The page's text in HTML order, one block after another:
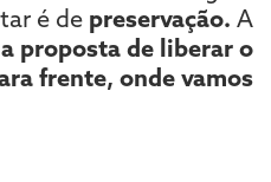
é de preservação. A
proposta de liberar o
frente, onde vamos